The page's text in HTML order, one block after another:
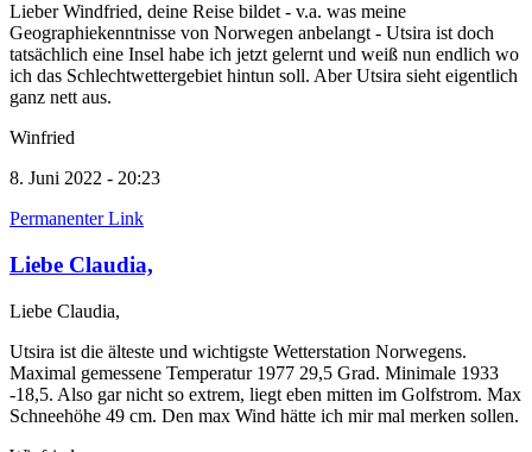
Lieber Windfried, deine Reise bildet - v.a. was meine
Geographiekenntnisse von Norwegen anbelangt - Utsira ist doch
tatsächlich eine Insel habe ich jetzt gelernt und weiß nun endlich wo
ich das Schlechtwettergebiet hintun soll. Aber Utsira sieht eigentlich
ganz nett aus.
Winfried
8. Juni 2022 - 20:23
Permanenter Link
Liebe Claudia,
Liebe Claudia,
Utsira ist die älteste und wichtigste Wetterstation Norwegens.
Maximal gemessene Temperatur 1977 29,5 Grad. Minimale 1933
-18,5. Also gar nicht so extrem, liegt eben mitten im Golfstrom. Max
Schneehöhe 49 cm. Den max Wind hätte ich mir mal merken sollen.